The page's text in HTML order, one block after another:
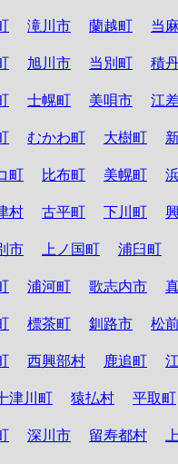
滝川市 蘭越町 当
旭川市 当別町 積
士幌町 美唄市 江
むかわ町 大樹町
町 比布町 美幌町
村 古平町 下川町
市 上ノ国町 浦臼町
浦河町 歌志内市
標茶町 釧路市 松
西興部村 鹿追町
津川町 猿払村 平取町
深川市 留寿都村